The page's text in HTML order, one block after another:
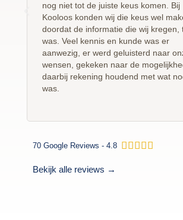
nog niet tot de juiste keus komen. Bij
Kooloos konden wij die keus wel
doordat de informatie die wij kregen,
was. Veel kennis en kunde was er
aanwezig, er werd geluisterd naar
wensen, gekeken naar de
daarbij rekening houdend met wat
was.
70 Google Reviews - 4.8 W
Bekijk alle reviews →